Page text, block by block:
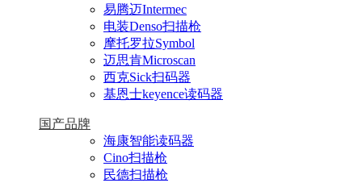
易腾迈Intermec
电装Denso扫描枪
摩托罗拉Symbol
迈思肯Microscan
西克Sick扫码器
基恩士keyence读码器
国产品牌
海康智能读码器
Cino扫描枪
民德扫描枪